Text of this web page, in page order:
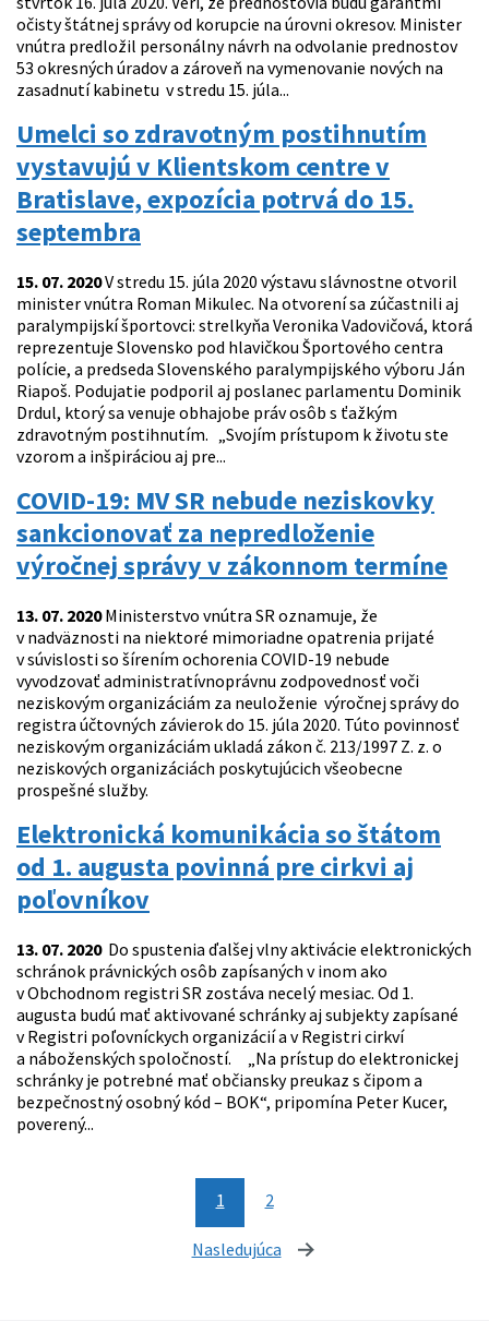
očisty štátnej správy od korupcie na úrovni okresov. Minister
vnútra predložil personálny návrh na odvolanie prednostov
53 okresných úradov a zároveň na vymenovanie nových na
zasadnutí kabinetu v stredu 15. júla...
Umelci so zdravotným postihnutím
vystavujú v Klientskom centre v
Bratislave, expozícia potrvá do 15.
septembra
15. 07. 2020V stredu 15. júla 2020 výstavu slávnostne otvoril
minister vnútra Roman Mikulec. Na otvorení sa zúčastnili aj
paralympijskí športovci: strelkyňa Veronika Vadovičová, ktorá
reprezentuje Slovensko pod hlavičkou Športového centra
polície, a predseda Slovenského paralympijského výboru Ján
Riapoš. Podujatie podporil aj poslanec parlamentu Dominik
Drdul, ktorý sa venuje obhajobe práv osôb s ťažkým
zdravotným postihnutím. „Svojím prístupom k životu ste
vzorom a inšpiráciou aj pre...
COVID-19: MV SR nebude neziskovky
sankcionovať za nepredloženie
výročnej správy v zákonnom termíne
13. 07. 2020Ministerstvo vnútra SR oznamuje, že
v nadväznosti na niektoré mimoriadne opatrenia prijaté
v súvislosti so šírením ochorenia COVID-19 nebude
vyvodzovať administratívnoprávnu zodpovednosť voči
neziskovým organizáciám za neuloženie výročnej správy do
registra účtovných závierok do 15. júla 2020. Túto povinnosť
neziskovým organizáciám ukladá zákon č. 213/1997 Z. z. o
neziskových organizáciách poskytujúcich všeobecne
prospešné služby.
Elektronická komunikácia so štátom
od 1. augusta povinná pre cirkvi aj
poľovníkov
13. 07. 2020Do spustenia ďalšej vlny aktivácie elektronických
schránok právnických osôb zapísaných v inom ako
v Obchodnom registri SR zostáva necelý mesiac. Od 1.
augusta budú mať aktivované schránky aj subjekty zapísané
v Registri poľovníckych organizácií a v Registri cirkví
a náboženských spoločností. „Na prístup do elektronickej
schránky je potrebné mať občiansky preukaz s čipom a
bezpečnostný osobný kód – BOK“, pripomína Peter Kucer,
poverený...
1 2
Nasledujúca stránka